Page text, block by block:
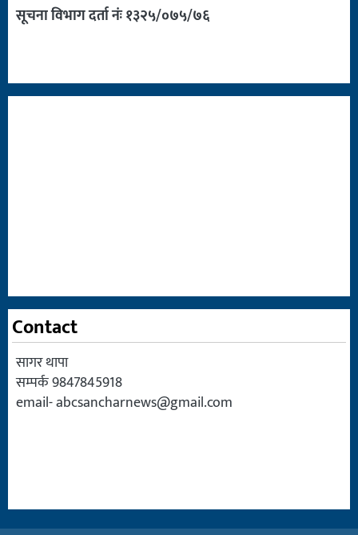
सूचना विभाग दर्ता नंः १३२५/०७५/७६
Contact
सागर थापा
सम्पर्क 9847845918
email-abcsancharnews@gmail.com